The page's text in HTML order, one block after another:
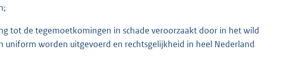
tot de tegemoetkomingen in schade veroorzaakt door in het wild
uniform worden uitgevoerd en rechtsgelijkheid in heel Nederland